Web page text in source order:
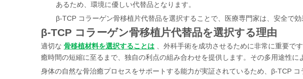
あるため、環境に優しい代替品となります。
β-TCP コラーゲン骨移植片代替品を選択することで、医療専門家は、安全で
β-TCP コラーゲン骨移植片代替品を選択する理由
適切な 骨移植材料を選択することは 、外科手術を成功させるために非常に重要で
癒時間の短縮に至るまで、独自の利点の組み合わせを提供します。その多用途性
身体の自然な骨治癒プロセスをサポートする能力が実証されているため、β-TCP